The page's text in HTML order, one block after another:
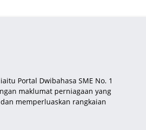
Portal Dwibahasa SME No. 1
maklumat perniagaan yang
memperluaskan rangkaian